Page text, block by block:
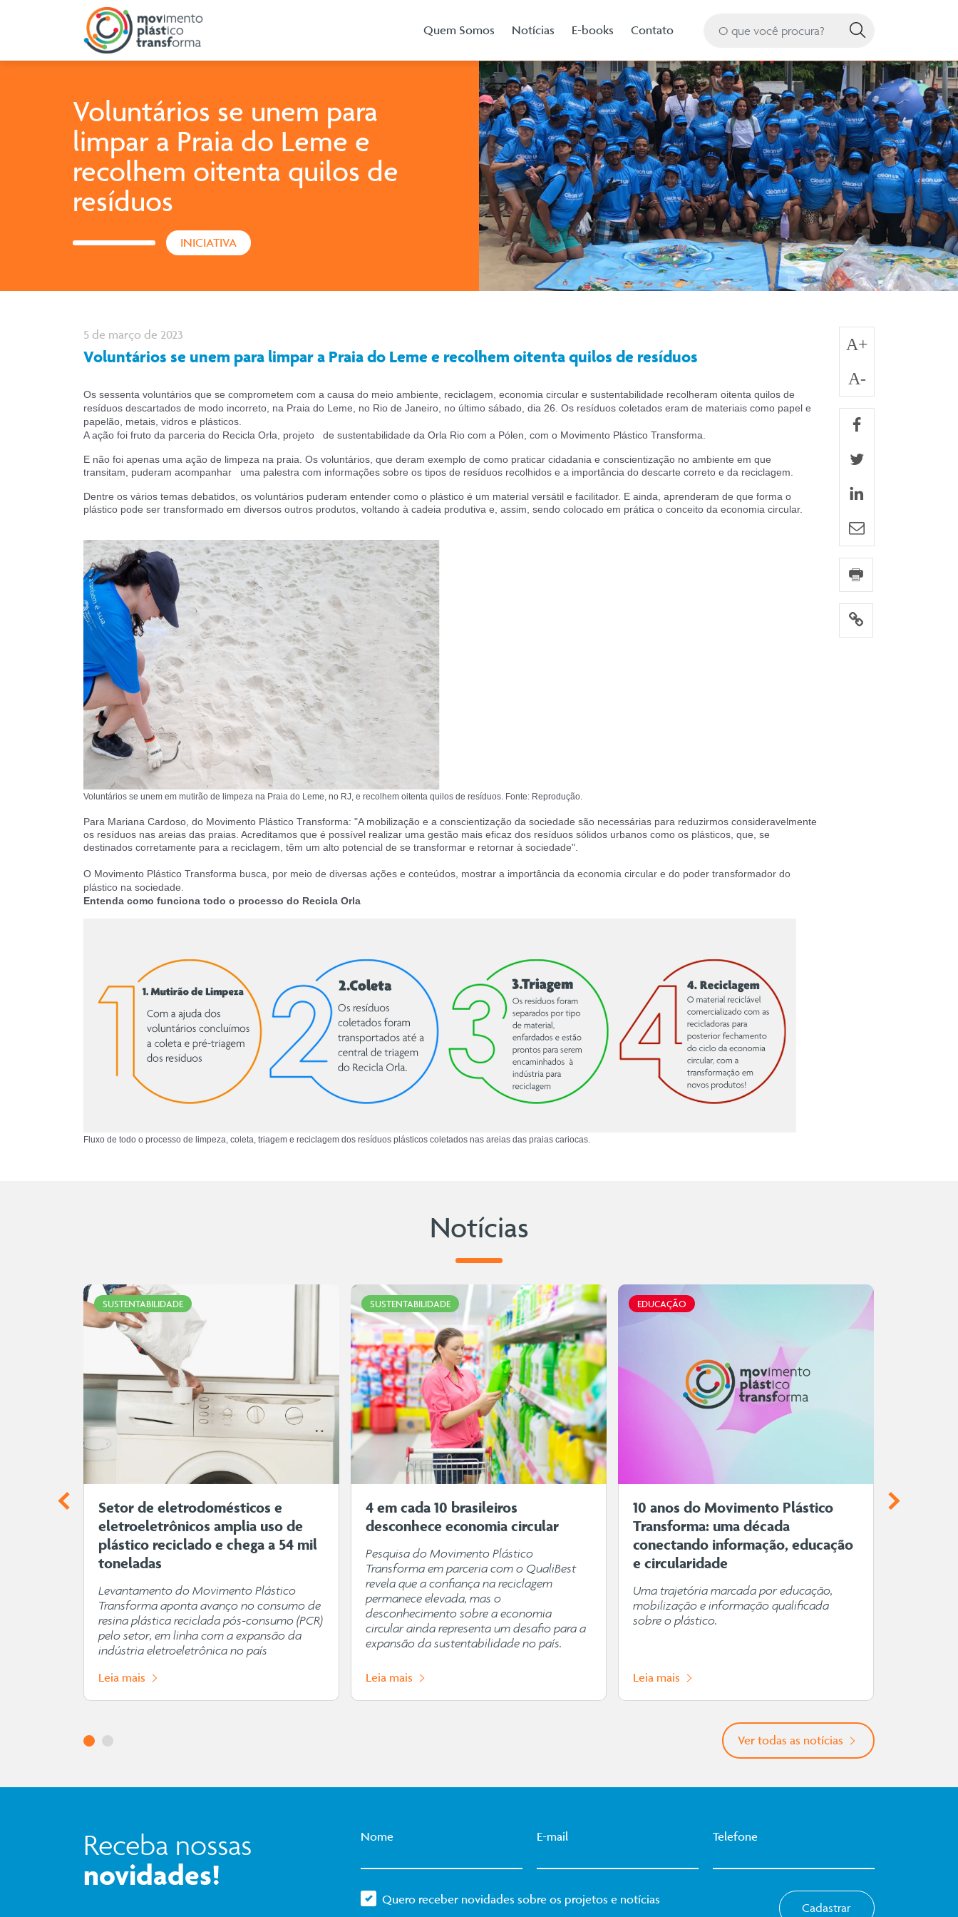
Quem Somos Notícias E-books Contato Pesquisar
Voluntários se unem para
limpar a Praia do Leme e
recolhem oitenta quilos de
resíduos
INICIATIVA
A+
A-
e-mail
5 de março de 2023
Voluntários se unem para limpar a Praia do Leme e recolhem oitenta quilos de resíduos
Os sessenta voluntários que se comprometem com a causa do meio ambiente, reciclagem, economia circular e sustentabilidade recolheram oitenta quilos de
resíduos descartados de modo incorreto, na Praia do Leme, no Rio de Janeiro, no último sábado, dia 26. Os resíduos coletados eram de materiais como papel e
papelão, metais, vidros e plásticos.
A ação foi fruto da parceria do Recicla Orla, projeto de sustentabilidade da Orla Rio com a Pólen, com o Movimento Plástico Transforma.
E não foi apenas uma ação de limpeza na praia. Os voluntários, que deram exemplo de como praticar cidadania e conscientização no ambiente em que
transitam, puderam acompanhar uma palestra com informações sobre os tipos de resíduos recolhidos e a importância do descarte correto e da reciclagem.
Dentre os vários temas debatidos, os voluntários puderam entender como o plástico é um material versátil e facilitador. E ainda, aprenderam de que forma o
plástico pode ser transformado em diversos outros produtos, voltando à cadeia produtiva e, assim, sendo colocado em prática o conceito da economia circular.
Voluntários se unem em mutirão de limpeza na Praia do Leme, no RJ, e recolhem oitenta quilos de resíduos. Fonte: Reprodução.
Para Mariana Cardoso, do Movimento Plástico Transforma: "A mobilização e a conscientização da sociedade são necessárias para reduzirmos consideravelmente
os resíduos nas areias das praias. Acreditamos que é possível realizar uma gestão mais eficaz dos resíduos sólidos urbanos como os plásticos, que, se
destinados corretamente para a reciclagem, têm um alto potencial de se transformar e retornar à sociedade".
O Movimento Plástico Transforma busca, por meio de diversas ações e conteúdos, mostrar a importância da economia circular e do poder transformador do
plástico na sociedade.
Entenda como funciona todo o processo do Recicla Orla
Fluxo de todo o processo de limpeza, coleta, triagem e reciclagem dos resíduos plásticos coletados nas areias das praias cariocas.
Notícias
SUSTENTABILIDADE
Setor de eletrodomésticos e
eletroeletrônicos amplia uso de
plástico reciclado e chega a 54 mil
toneladas
Levantamento do Movimento Plástico
Transforma aponta avanço no consumo de
resina plástica reciclada pós-consumo (PCR)
pelo setor, em linha com a expansão da
indústria eletroeletrônica no país
Leia mais
SUSTENTABILIDADE
4 em cada 10 brasileiros
desconhece economia circular
Pesquisa do Movimento Plástico
Transforma em parceria com o QualiBest
revela que a confiança na reciclagem
permanece elevada, mas o
desconhecimento sobre a economia
circular ainda representa um desafio para a
expansão da sustentabilidade no país.
Leia mais
EDUCAÇÃO
10 anos do Movimento Plástico
Transforma: uma década
conectando informação, educação
e circularidade
Uma trajetória marcada por educação,
mobilização e informação qualificada
sobre o plástico.
Leia mais
Ver todas as notícias
Receba nossas
novidades!
Nome E-mail Telefone
Quero receber novidades sobre os projetos e notícias
Cadastrar